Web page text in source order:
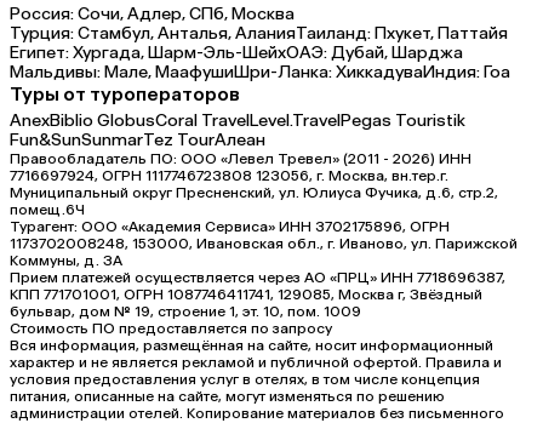
Россия:Сочи,Адлер,СПб,Москва
Турция:Стамбул,Анталья,АланияТаиланд:Пхукет,Паттайя
Египет:Хургада,Шарм-Эль-ШейхОАЭ:Дубай,Шарджа
Мальдивы:Мале,МаафушиШри-Ланка:ХиккадуваИндия:Гоа
Туры от туроператоров
AnexBiblio GlobusCoral TravelLevel.TravelPegas Touristik
Fun&SunSunmarTez TourАлеан
Правообладатель ПО: ООО «Левел Тревел» (2011 - 2026) ИНН
7716697924, ОГРН 1117746723808 123056, г. Москва, вн.тер.г.
Муниципальный округ Пресненский, ул. Юлиуса Фучика, д.6, стр.2,
помещ.6Ч
Турагент: ООО «Академия Сервиса» ИНН 3702175896, ОГРН
1173702008248, 153000, Ивановская обл., г. Иваново, ул. Парижской
Коммуны, д. ЗА
Прием платежей осуществляется через АО «ПРЦ» ИНН 7718696387,
КПП 771701001, ОГРН 1087746411741, 129085, Москва г, Звёздный
бульвар, дом № 19, строение 1, эт. 10, пом. 1009
Стоимость ПО предоставляется по запросу
Вся информация, размещённая на сайте, носит информационный
характер и не является рекламой и публичной офертой. Правила и
условия предоставления услуг в отелях, в том числе концепция
питания, описанные на сайте, могут изменяться по решению
администрации отелей. Копирование материалов без письменного